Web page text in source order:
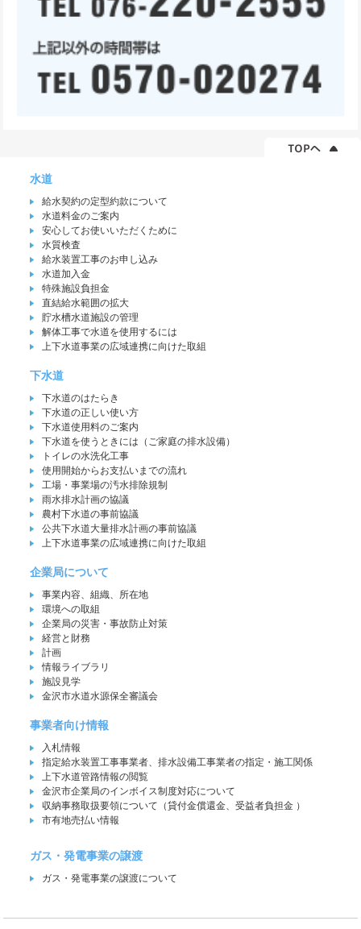
水道
給水契約の定型約款について
水道料金のご案内
安心してお使いいただくために
水質検査
給水装置工事のお申し込み
水道加入金
特殊施設負担金
直結給水範囲の拡大
貯水槽水道施設の管理
解体工事で水道を使用するには
上下水道事業の広域連携に向けた取組
下水道
下水道のはたらき
下水道の正しい使い方
下水道使用料のご案内
下水道を使うときには（ご家庭の排水設備）
トイレの水洗化工事
使用開始からお支払いまでの流れ
工場・事業場の汚水排除規制
雨水排水計画の協議
農村下水道の事前協議
公共下水道大量排水計画の事前協議
上下水道事業の広域連携に向けた取組
企業局について
事業内容、組織、所在地
環境への取組
企業局の災害・事故防止対策
経営と財務
計画
情報ライブラリ
施設見学
金沢市水道水源保全審議会
事業者向け情報
入札情報
指定給水装置工事事業者、排水設備工事業者の指定・施工関係
上下水道管路情報の閲覧
金沢市企業局のインボイス制度対応について
収納事務取扱要領について（貸付金償還金、受益者負担金 ）
市有地売払い情報
ガス・発電事業の譲渡
ガス・発電事業の譲渡について